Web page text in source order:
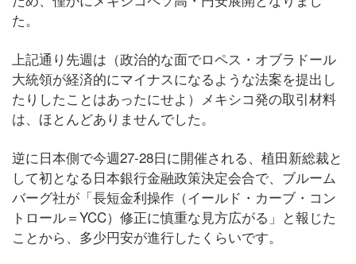
た。
上記通り先週は（政治的な面でロペス・オブラドール
大統領が経済的にマイナスになるような法案を提出し
たりしたことはあったにせよ）メキシコ発の取引材料
は、ほとんどありませんでした。
逆に日本側で今週27-28日に開催される、植田新総裁と
して初となる日本銀行金融政策決定会合で、ブルーム
バーグ社が「長短金利操作（イールド・カーブ・コン
トロール＝YCC）修正に慎重な見方広がる」と報じた
ことから、多少円安が進行したくらいです。